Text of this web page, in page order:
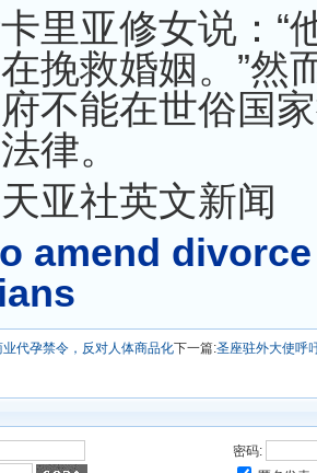
亚修女说：“
挽救婚姻。”然
不能在世俗国
律。
天亚社英文新闻
amend
代孕禁令，反对人体商品化下一篇:圣座驻外大使呼
密码: